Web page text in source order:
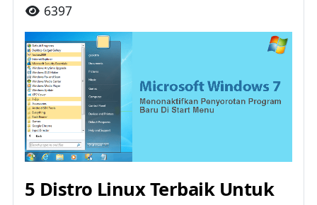
6397
5 Distro Linux Terbaik Untuk